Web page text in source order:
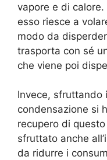
vapore e di
esso riesce a
modo da
trasporta con sé
che viene poi
Invece, sfruttando
condensazione si
recupero di
sfruttato anche
da ridurre i